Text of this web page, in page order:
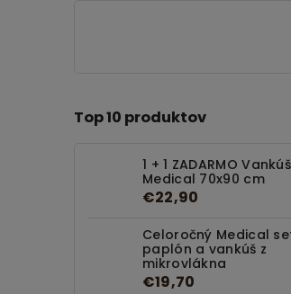
Top 10 produktov
1 + 1 ZADARMO Vankúš
Medical 70x90 cm
€22,90
Celoročný Medical
paplón a vankúš z
mikrovlákna
€19,70